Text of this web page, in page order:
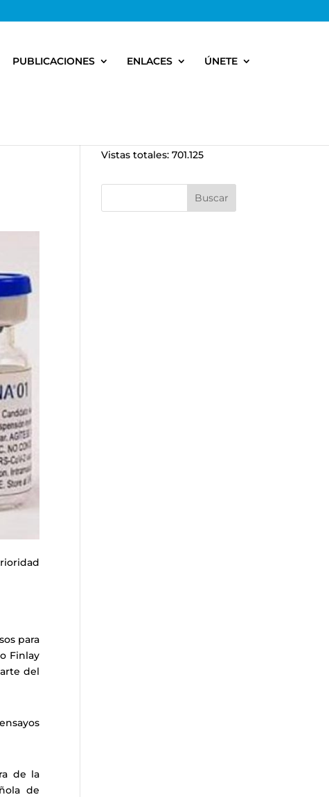
PUBLICACIONES ENLACES ÚNETE
para
Finlay
del
de la
de
Vistas totales:701.125